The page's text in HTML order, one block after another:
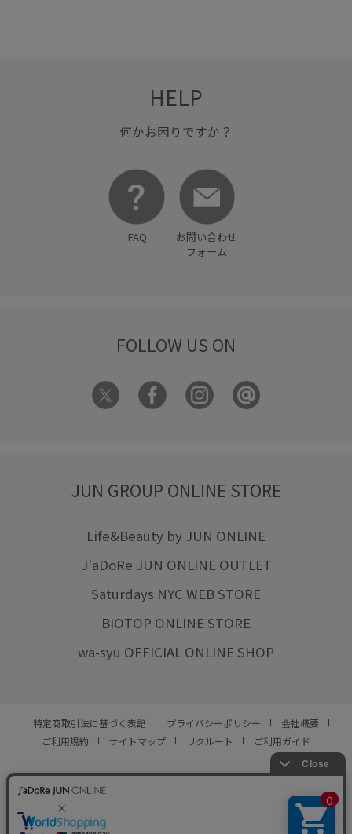
HELP
何かお困りですか？
FAQ
お問い合わせ
フォーム
FOLLOW US ON
JUN GROUP ONLINE STORE
Life&Beauty by JUN ONLINE
J'aDoRe JUN ONLINE OUTLET
Saturdays NYC WEB STORE
BIOTOP ONLINE STORE
wa-syu OFFICIAL ONLINE SHOP
特定商取引法に基づく表記 プライバシーポリシー
会社概要
ご利用規約
サイトマップ リクルート ご利用ガイド
© JUN CO.,LTD. ALL RIGHTS RESERVED.